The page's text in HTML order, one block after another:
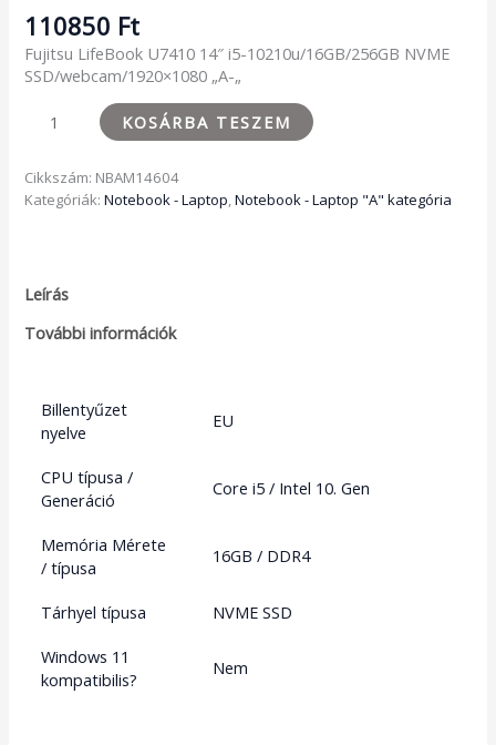
110850 Ft
Fujitsu LifeBook U7410 14″ i5-10210u/16GB/256GB NVME
SSD/webcam/1920×1080 „A-„
KOSÁRBA TESZEM
Cikkszám: NBAM14604
Kategóriák:Notebook - Laptop,Notebook - Laptop "A" kategória
Leírás
További információk
Billentyűzet
nyelve
EU
CPU típusa /
Generáció
Core i5 / Intel 10. Gen
Memória Mérete
/ típusa
16GB / DDR4
Tárhyel típusa
NVME SSD
Windows 11
kompatibilis?
Nem